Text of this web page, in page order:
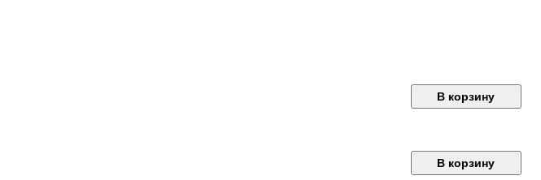
В корзину
В корзину